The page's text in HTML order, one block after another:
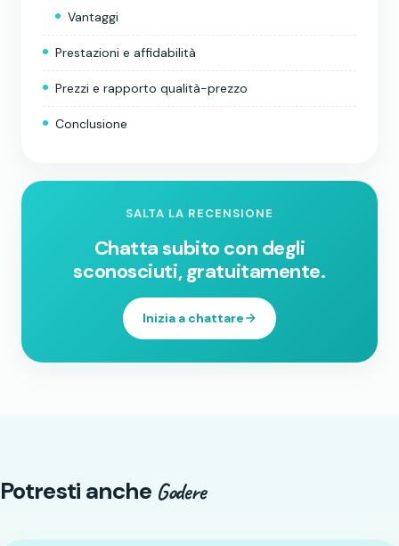
Vantaggi
Prestazioni e affidabilità
Prezzi e rapporto qualità-prezzo
Conclusione
SALTA LA RECENSIONE
Chatta subito con degli
sconosciuti, gratuitamente.
Inizia a chattare
Potresti anche Godere